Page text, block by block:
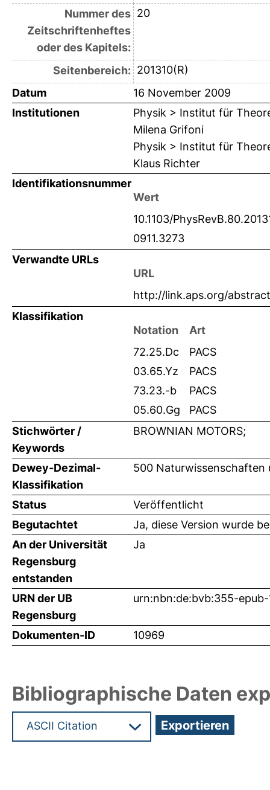
Nummer des
Zeitschriftenheftes
oder des Kapitels:
20
Seitenbereich: 201310(R)
Datum
16 November 2009
Institutionen
Physik > Institut für
Milena Grifoni
Physik > Institut für
Klaus Richter
Identifikationsnummer
Wert
10.1103/
0911.3273
Verwandte URLs
URL
http://link.aps.org/
Klassifikation
Notation
Art
72.25.Dc
PACS
03.65.Yz
PACS
73.23.-b
PACS
05.60.Gg
PACS
Stichwörter /
Keywords
BROWNIAN MOTORS;
Dewey-Dezimal-
Klassifikation
500 Naturwissenschaften
Status
Veröffentlicht
Begutachtet
Ja, diese Version wurde
An der Universität
Regensburg
entstanden
Ja
URN der UB
Regensburg
urn:nbn:de:bvb:355-epub-
Dokumenten-ID 10969
Bibliographische Daten